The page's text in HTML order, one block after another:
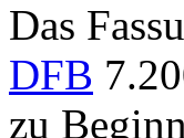
Das
DFB
zu